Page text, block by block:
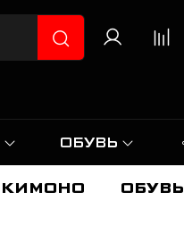
ОБУВЬ
КИМОНО ОБУВЬ